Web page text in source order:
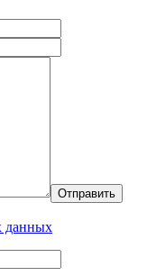
данных